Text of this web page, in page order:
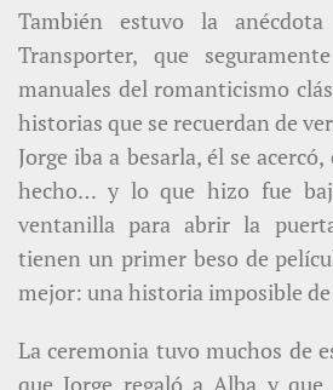
También estuvo la
Transporter, que
manuales del romanticismo
historias que se recuerdan de
Jorge iba a besarla, él se
hecho… y lo que hizo fue
ventanilla para abrir la
tienen un primer beso de
mejor: una historia imposible
La ceremonia tuvo muchos de
que Jorge regaló a Alba y